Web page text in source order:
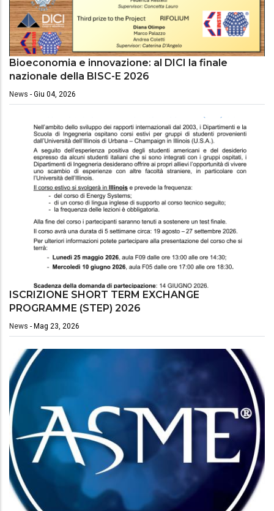
Bioeconomia e innovazione: al DICI la finale
nazionale della BISC-E 2026
News - Giu 04, 2026
ISCRIZIONE SHORT TERM EXCHANGE
PROGRAMME (STEP) 2026
News - Mag 23, 2026